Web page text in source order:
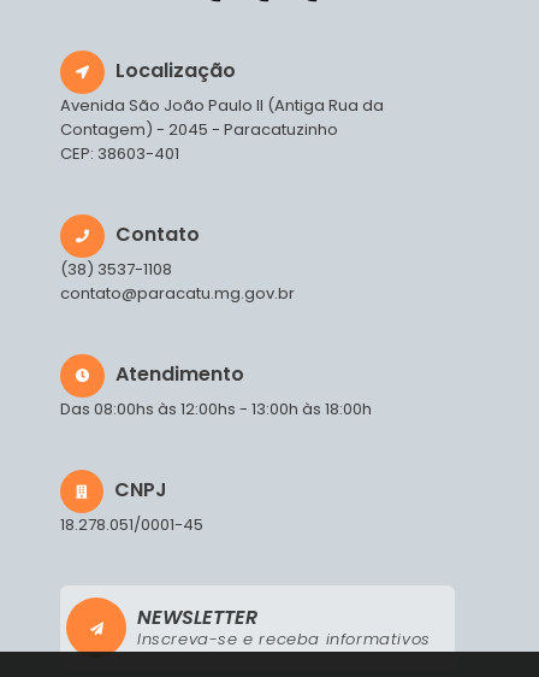
Localização
Avenida São João Paulo II (Antiga Rua da
Contagem) - 2045 - Paracatuzinho
CEP: 38603-401
Contato
(38) 3537-1108
contato@paracatu.mg.gov.br
Atendimento
Das 08:00hs às 12:00hs - 13:00h às 18:00h
CNPJ
18.278.051/0001-45
NEWSLETTER
Inscreva-se e receba informativos